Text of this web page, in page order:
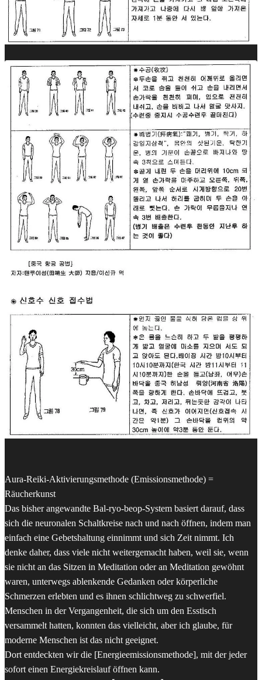
Aura-Reiki-Aktivierungsmethode (Emissionsmethode) =
Räucherkunst
Das bisher angewandte Bal-ryo-beop-System basiert darauf, dass
sich die neuronalen Schaltkreise nach und nach öffnen, indem man
einfach eine Gebetshaltung einnimmt und sich Zeit nimmt. Ich
denke daher, dass viele nicht weitergemacht haben, weil sie, wenn
sie nicht an das Sitzen in Meditation oder an Meditation gewöhnt
waren, unterwegs ablenkende Gedanken oder körperliche
Schmerzen erlebten und es ihnen schlichtweg zu schwerfiel.
Menschen in der Vergangenheit, die sich um den Esstisch
versammelt hatten, konnten das vielleicht, aber ich glaube, für
moderne Menschen ist das nicht geeignet.
Dort entdeckten wir die [Energieemissionsmethode], mit der jeder
sofort einen Energiekreislauf öffnen kann.